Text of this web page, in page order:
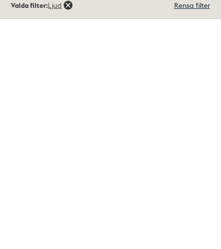
träffar
Valda filter:Ljud Rensa filter